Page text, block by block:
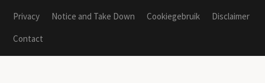
Privacy
Notice and Take Down Cookiegebruik
Disclaimer
Contact